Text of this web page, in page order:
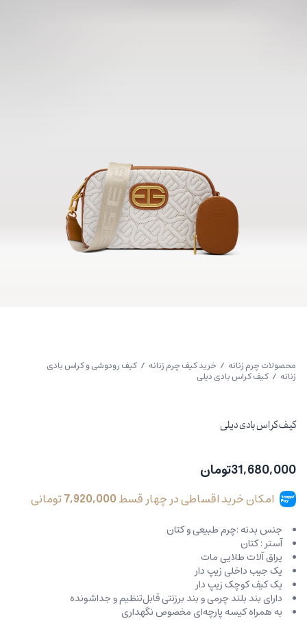
محصولات چرم زنانه / خرید کیف چرم زنانه / کیف رودوشی و کراس بادی
زنانه / کیف کراس بادی دیلی
کیف کراس بادی دیلی
31,680,000تومان
امکان خرید اقساطی در چهار قسط7,920,000تومانی
جنس بدنه :چرم طبیعی و کتان
آستر : کتان
یراق آلات طلایی مات
یک جیب داخلی زیپ دار
یک کیف کوچک زیپ دار
دارای بند بلند چرمی و بند برزنتی قابل‌تنظیم و جداشونده
به همراه کیسه پارچه‌ای مخصوص نگهداری